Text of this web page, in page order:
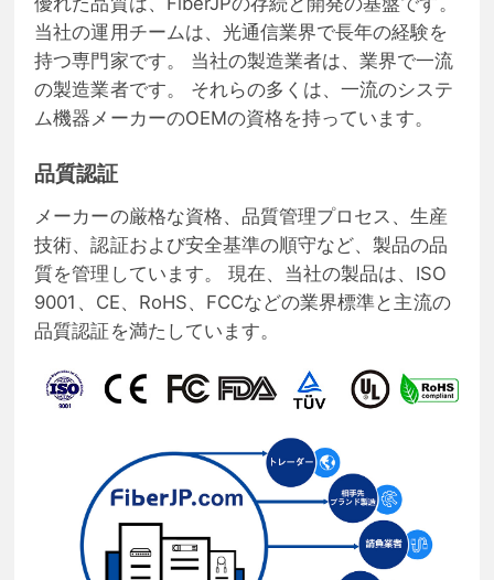
当社の運用チームは、光通信業界で長年の経験を
持つ専門家です。 当社の製造業者は、業界で一流
の製造業者です。 それらの多くは、一流のシステ
ム機器メーカーのOEMの資格を持っています。
品質認証
メーカーの厳格な資格、品質管理プロセス、生産
技術、認証および安全基準の順守など、製品の品
質を管理しています。 現在、当社の製品は、ISO
9001、CE、RoHS、FCCなどの業界標準と主流の
品質認証を満たしています。